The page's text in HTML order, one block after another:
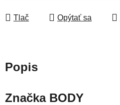
Tlač Opýtať sa
Popis
ZnačkaBODY